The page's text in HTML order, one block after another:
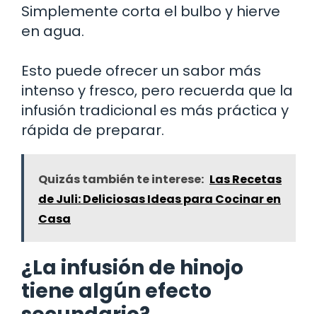
Simplemente corta el bulbo y hierve
en agua.
Esto puede ofrecer un sabor más
intenso y fresco, pero recuerda que la
infusión tradicional es más práctica y
rápida de preparar.
Quizás también te interese: Las Recetas
de Juli: Deliciosas Ideas para Cocinar en
Casa
¿La infusión de hinojo
tiene algún efecto